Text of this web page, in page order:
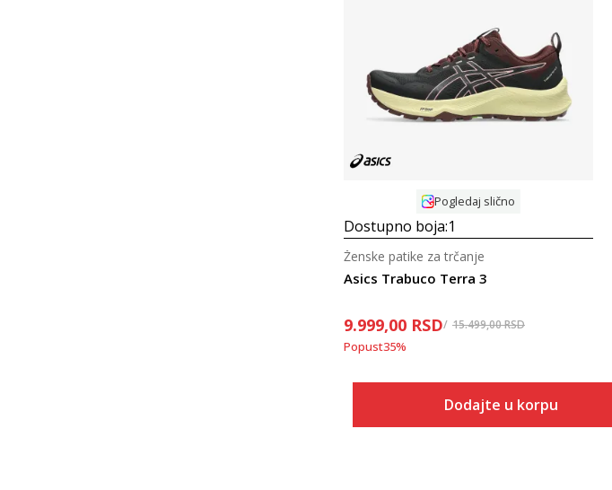
Uporedi
Pogledaj slično
Dostupno boja:1
Asics Trabuco Terra 3
Ženske patike za trčanje
9.999,00 RSD 15.499,00RSD
Popust35%
Dodajte u korpu